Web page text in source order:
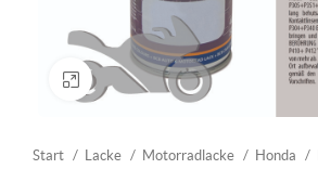
Klick zum Vergrößern
Start Lacke Motorradlacke Honda